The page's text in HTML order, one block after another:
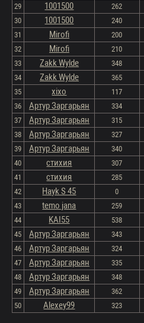
29
1001500 262
30
1001500 240
31
Mirofi 200
32
Mirofi 210
33
Zakk Wylde 348
34
Zakk Wylde 365
35
xixo 117
36
Артур Заргарьян 334
37
Артур Заргарьян 315
38
Артур Заргарьян 327
39
Артур Заргарьян 340
40
стихия 307
41
стихия 285
42
Hayk S 45 0
43
temo jana 259
44
KAI55 538
45
Артур Заргарьян 343
46
Артур Заргарьян 324
47
Артур Заргарьян 335
48
Артур Заргарьян 348
49
Артур Заргарьян 362
50
Alexey99 323